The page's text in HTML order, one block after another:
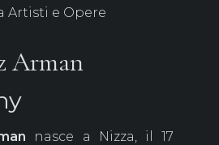
Artisti e Opere
Arman
nasce a Nizza, il 17